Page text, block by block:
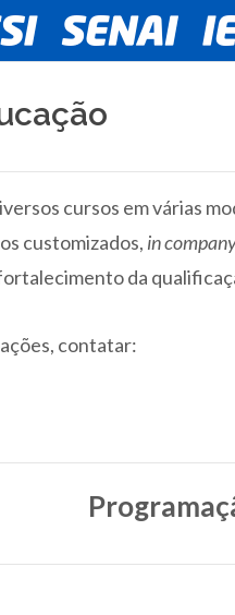
cursos em várias
customizados, in
da
contatar: